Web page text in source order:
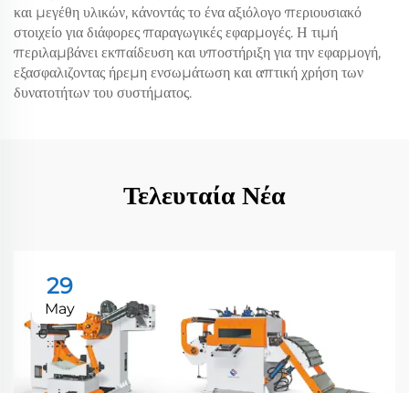
και μεγέθη υλικών, κάνοντάς το ένα αξιόλογο περιουσιακό
στοιχείο για διάφορες παραγωγικές εφαρμογές. Η τιμή
περιλαμβάνει εκπαίδευση και υποστήριξη για την εφαρμογή,
εξασφαλιζοντας ήρεμη ενσωμάτωση και απτική χρήση των
δυνατοτήτων του συστήματος.
Τελευταία Νέα
29
May